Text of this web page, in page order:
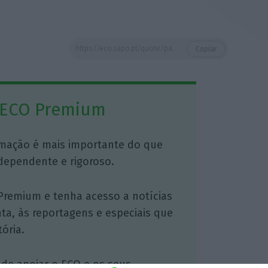
Premium
é mais importante do que
e rigoroso.
e tenha acesso a notícias
às reportagens e especiais que
apoiar o ECO e os seus